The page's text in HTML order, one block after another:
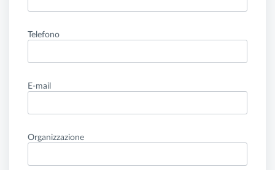
Telefono
E-mail
Organizzazione